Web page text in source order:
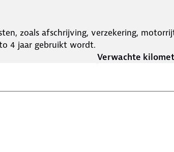
zoals afschrijving, verzekering,
4 jaar gebruikt wordt.
Verwachte